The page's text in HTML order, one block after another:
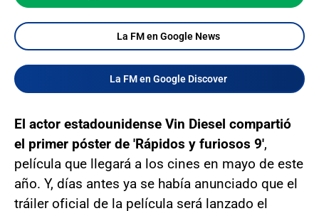
La FM en Google News
La FM en Google Discover
El actor estadounidense Vin Diesel compartió
el primer póster de 'Rápidos y furiosos 9',
película que llegará a los cines en mayo de este
año. Y, días antes ya se había anunciado que el
tráiler oficial de la película será lanzado el